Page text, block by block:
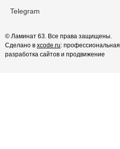
Telegram
© Ламинат 63. Все права защищены.
Сделано в xcode.ru: профессиональная
разработка сайтов и продвижение